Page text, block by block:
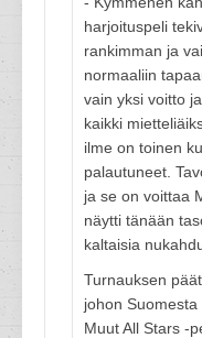
harjoituspeli
rankimman ja
normaaliin
vain yksi voitto
kaikki
ilme on toinen
palautuneet.
ja se on voittaa
näytti tänään
kaltaisia
Turnauksen
johon Suomesta
Muut All Stars -